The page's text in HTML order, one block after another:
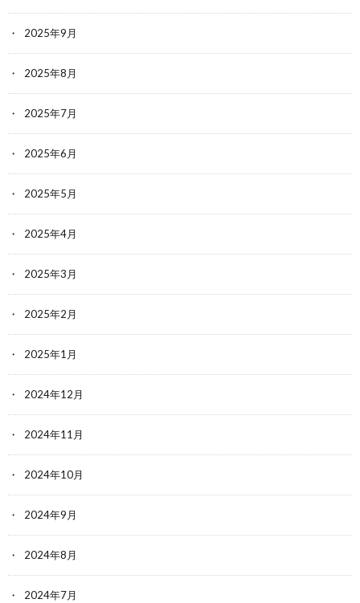
2025年9月
2025年8月
2025年7月
2025年6月
2025年5月
2025年4月
2025年3月
2025年2月
2025年1月
2024年12月
2024年11月
2024年10月
2024年9月
2024年8月
2024年7月